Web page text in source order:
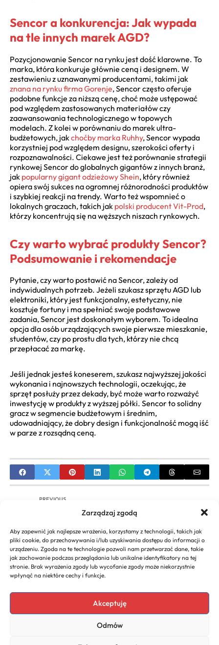
Zarządzaj zgodą
Aby zapewnić jak najlepsze wrażenia, korzystamy z technologii, takich jak
pliki cookie, do przechowywania i/lub uzyskiwania dostępu do informacji o
urządzeniu. Zgoda na te technologie pozwoli nam przetwarzać dane, takie
jak zachowanie podczas przeglądania lub unikalne identyfikatory na tej
stronie. Brak wyrażenia zgody lub wycofanie zgody może niekorzystnie
wpłynąć na niektóre cechy i funkcje.
Akceptuję
Odmów
Sencor a konkurencja: Jak wypada
na tle innych marek AGD?
Pozycjonowanie Sencor na rynku jest dość klarowne. To
marka, która konkuruje głównie ceną i designem. W
zestawieniu z uznawanymi producentami, takimi jak
znana na rynku firma Gorenje, Sencor często oferuje
podobne funkcje za niższą cenę, choć może ustępować
pod względem zastosowanych materiałów czy
zaawansowania technologicznego w topowych
modelach. Z kolei w porównaniu do marek ultra-
budżetowych, jakchoćby marka Ruhhy, Sencor wypada
korzystniej pod względem designu, szerokości oferty i
rozpoznawalności. Ciekawe jest też porównanie strategii
rynkowej Sencor do globalnych gigantów z innych branż,
jak popularny gigant odzieżowy Shein, który również
opiera swój sukces na ogromnej różnorodności produktów
i szybkiej reakcji na trendy. Warto też wspomnieć o
lokalnych graczach, takich jak polski producent Vit-Prod,
którzy koncentrują się na węższych niszach rynkowych.
Czy warto wybrać produkty Sencor?
Podsumowanie i rekomendacje
Pytanie, czy warto postawić na Sencor, zależy od
indywidualnych potrzeb. Jeżeli szukasz sprzętu AGD lub
elektroniki, który jest funkcjonalny, estetyczny, nie
kosztuje fortuny i ma spełniać swoje podstawowe
zadania, Sencor jest doskonałym wyborem. To idealna
opcja dla osób urządzających swoje pierwsze mieszkanie,
studentów, czy po prostu dla tych, którzy nie chcą
przepłacać za markę.
Jeśli jednak jesteś koneserem, szukasz najwyższej jakości
wykonania i najnowszych technologii, oczekując, że
sprzęt posłuży przez dekady, być może warto rozważyć
inwestycję w produkty z wyższej półki. Sencor to solidny
gracz w segmencie budżetowym i średnim,
udowadniający, że dobry design i funkcjonalność mogą iść
w parze z rozsądną ceną.
PREVIOUS
Jak założyć własną firmę online – Poradnik od A
NEXT
Firma Apple: dogłębna analiza. Informacje, opinie
i historia marki.
Copyright 2026. All rights